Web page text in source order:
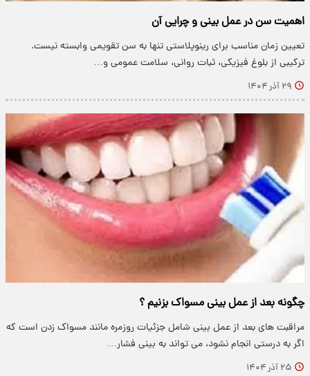
اهمیت سن در عمل بینی و چرایی آن
تعیین زمان مناسب برای رینوپلاستی تنها به سن تقویمی وابسته نیست.
ترکیبی از بلوغ فیزیکی، ثبات روانی، سلامت عمومی و…
۲۹ آذر ۱۴۰۴
چگونه بعد از عمل بینی مسواک بزنیم ؟
مراقبت های بعد از عمل بینی شامل جزئیات روزمره مانند مسواک زدن است که
اگر به درستی انجام نشود، می تواند به بینی فشار…
۲۵ آذر ۱۴۰۴